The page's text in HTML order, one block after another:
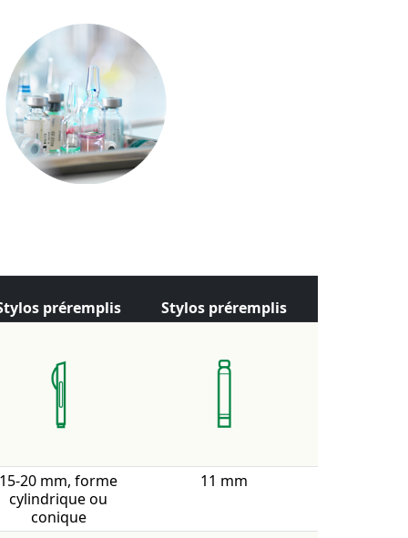
préremplis Stylos préremplis
15-20 mm, forme
cylindrique ou
conique
11 mm